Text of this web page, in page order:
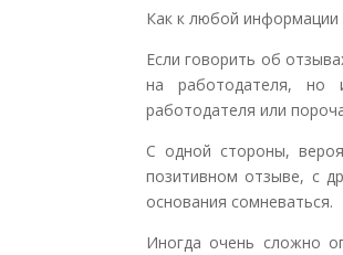
Как к любой
Если говорить об
на работодателя, но
работодателя или
С одной стороны,
позитивном отзыве, с
основания сомневаться.
Иногда очень сложно